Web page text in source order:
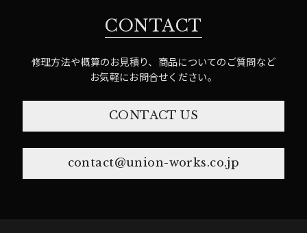
CONTACT
修理方法や概算のお見積り、商品についてのご質問など
お気軽にお問合せください。
CONTACT US
contact@union-works.co.jp